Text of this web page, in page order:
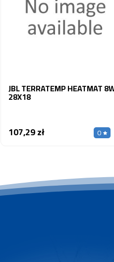
JBL TERRATEMP HEATMAT 8W
28X18
107,29 złCena 0